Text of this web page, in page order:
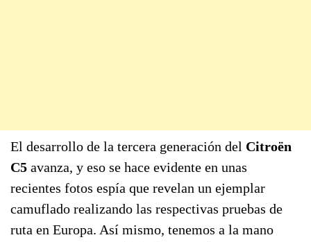
El desarrollo de la tercera generación del Citroën
C5 avanza, y eso se hace evidente en unas
recientes fotos espía que revelan un ejemplar
camuflado realizando las respectivas pruebas de
ruta en Europa. Así mismo, tenemos a la mano